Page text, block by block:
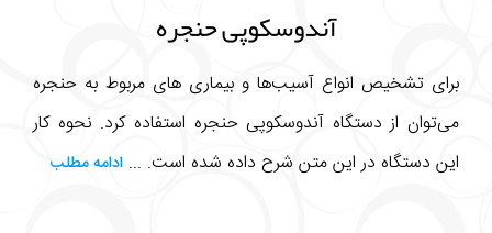
آندوسکوپی حنجره
برای تشخیص انواع آسیب‌ها و بیماری های مربوط به حنجره
می‌توان از دستگاه آندوسکوپی حنجره استفاده کرد. نحوه کار
این دستگاه در این متن شرح داده شده است. ... ادامه مطلب